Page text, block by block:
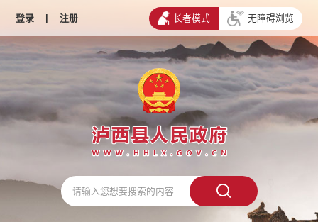
登录 | 注册 长者模式 无障碍浏览